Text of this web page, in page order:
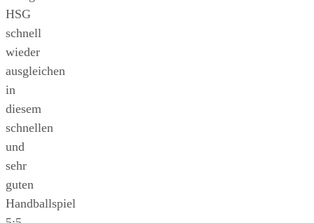
HSG
schnell
wieder
ausgleichen
in
diesem
schnellen
und
sehr
guten
Handballspiel